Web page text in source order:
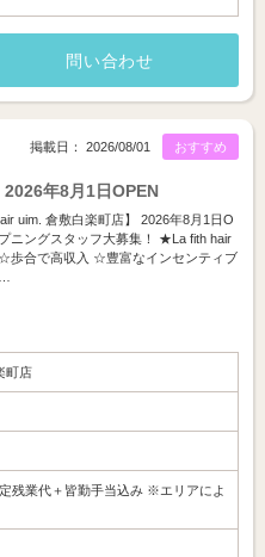
問い合わせ
おすすめ
掲載日： 2026/08/01
年8月1日OPEN
uim. 倉敷白楽町店】 2026年8月1日O
ニングスタッフ大募集！ ★La fith hair
合で高収入 ☆豊富なインセンティブ
町店
残業代＋皆勤手当込み ※エリアによ